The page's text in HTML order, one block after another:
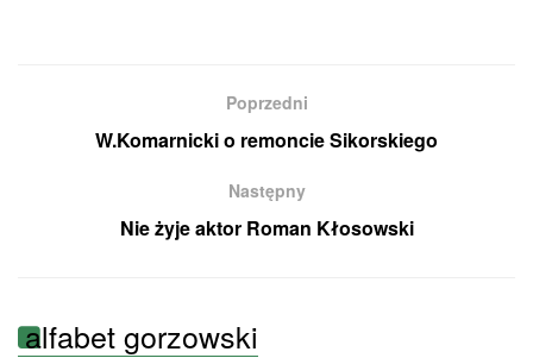
Poprzedni
W.Komarnicki o remoncie Sikorskiego
Następny
Nie żyje aktor Roman Kłosowski
alfabet gorzowski